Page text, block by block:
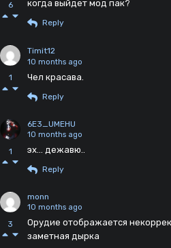
6 когда выйдет мод пак?
Reply
1
Timit12
10 months ago
Чел красава.
Reply
1
6E3_UMEHU
10 months ago
эх... дежавю..
Reply
3
monn
10 months ago
Орудие отображается
заметная дырка